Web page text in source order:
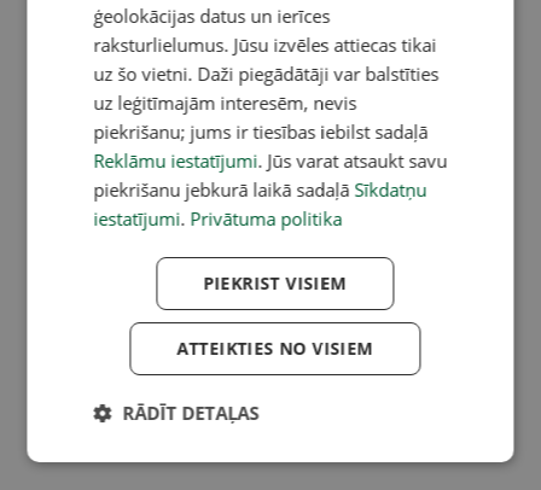
ģeolokācijas datus un ierīces
raksturlielumus. Jūsu izvēles attiecas tikai
uz šo vietni. Daži piegādātāji var balstīties
uz leģitīmajām interesēm, nevis
piekrišanu; jums ir tiesības iebilst sadaļā
Reklāmu iestatījumi. Jūs varat atsaukt savu
piekrišanu jebkurā laikā sadaļā Sīkdatņu
iestatījumi. Privātuma politika
PIEKRIST VISIEM
ATTEIKTIES NO VISIEM
RĀDĪT DETAĻAS